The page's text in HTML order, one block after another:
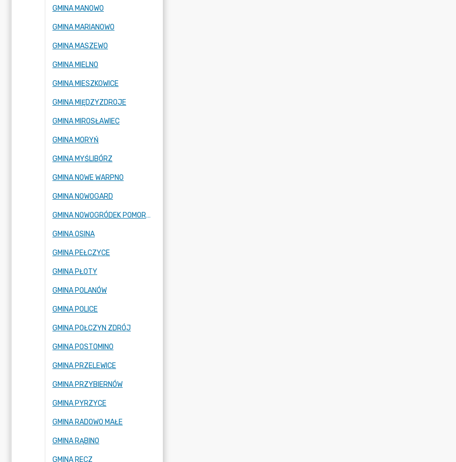
GMINA MANOWO
GMINA MARIANOWO
GMINA MASZEWO
GMINA MIELNO
GMINA MIESZKOWICE
GMINA MIĘDZYZDROJE
GMINA MIROSŁAWIEC
GMINA MORYŃ
GMINA MYŚLIBÓRZ
GMINA NOWE WARPNO
GMINA NOWOGARD
GMINA NOWOGRÓDEK POMORSKI
GMINA OSINA
GMINA PEŁCZYCE
GMINA PŁOTY
GMINA POLANÓW
GMINA POLICE
GMINA POŁCZYN ZDRÓJ
GMINA POSTOMINO
GMINA PRZELEWICE
GMINA PRZYBIERNÓW
GMINA PYRZYCE
GMINA RADOWO MAŁE
GMINA RĄBINO
GMINA RECZ